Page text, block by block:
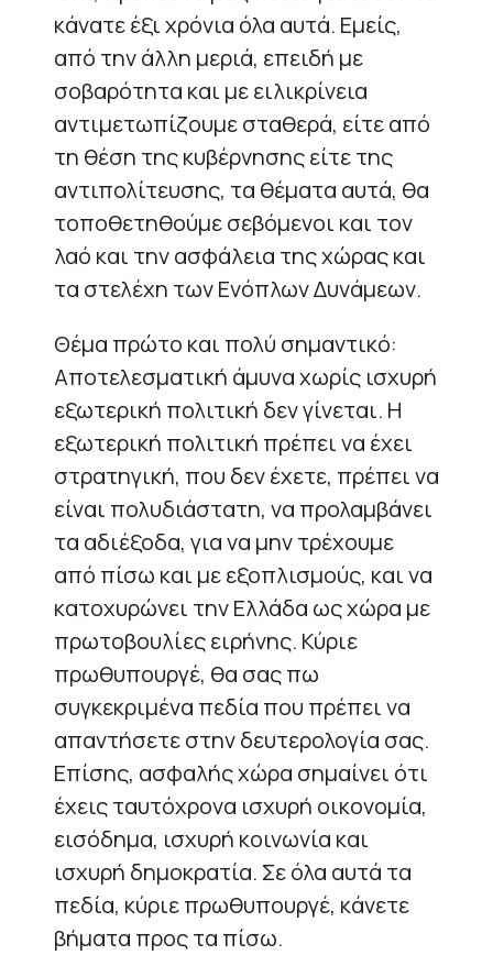
κάνατε έξι χρόνια όλα αυτά. Εμείς,
από την άλλη μεριά, επειδή με
σοβαρότητα και με ειλικρίνεια
αντιμετωπίζουμε σταθερά, είτε από
τη θέση της κυβέρνησης είτε της
αντιπολίτευσης, τα θέματα αυτά, θα
τοποθετηθούμε σεβόμενοι και τον
λαό και την ασφάλεια της χώρας και
τα στελέχη των Ενόπλων Δυνάμεων.
Θέμα πρώτο και πολύ σημαντικό:
Αποτελεσματική άμυνα χωρίς ισχυρή
εξωτερική πολιτική δεν γίνεται. Η
εξωτερική πολιτική πρέπει να έχει
στρατηγική, που δεν έχετε, πρέπει να
είναι πολυδιάστατη, να προλαμβάνει
τα αδιέξοδα, για να μην τρέχουμε
από πίσω και με εξοπλισμούς, και να
κατοχυρώνει την Ελλάδα ως χώρα με
πρωτοβουλίες ειρήνης. Κύριε
πρωθυπουργέ, θα σας πω
συγκεκριμένα πεδία που πρέπει να
απαντήσετε στην δευτερολογία σας.
Επίσης, ασφαλής χώρα σημαίνει ότι
έχεις ταυτόχρονα ισχυρή οικονομία,
εισόδημα, ισχυρή κοινωνία και
ισχυρή δημοκρατία. Σε όλα αυτά τα
πεδία, κύριε πρωθυπουργέ, κάνετε
βήματα προς τα πίσω.